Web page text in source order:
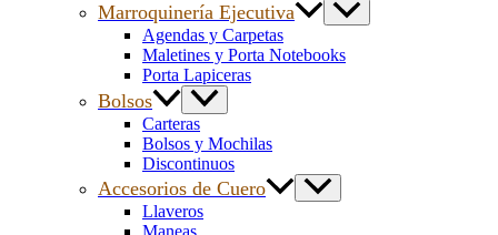
Marroquinería Ejecutiva
Agendas y Carpetas
Maletines y Porta Notebooks
Porta Lapiceras
Bolsos
Carteras
Bolsos y Mochilas
Discontinuos
Accesorios de Cuero
Llaveros
Maneas